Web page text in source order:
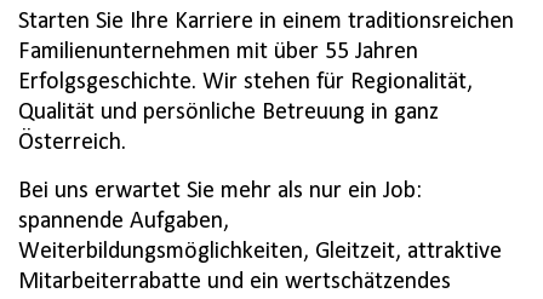
Starten Sie Ihre Karriere in einem traditionsreichen
Familienunternehmen mit über 55 Jahren
Erfolgsgeschichte. Wir stehen für Regionalität,
Qualität und persönliche Betreuung in ganz
Österreich.
Bei uns erwartet Sie mehr als nur ein Job:
spannende Aufgaben,
Weiterbildungsmöglichkeiten, Gleitzeit, attraktive
Mitarbeiterrabatte und ein wertschätzendes